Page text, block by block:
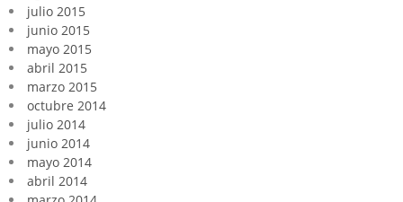
julio 2015
junio 2015
mayo 2015
abril 2015
marzo 2015
octubre 2014
julio 2014
junio 2014
mayo 2014
abril 2014